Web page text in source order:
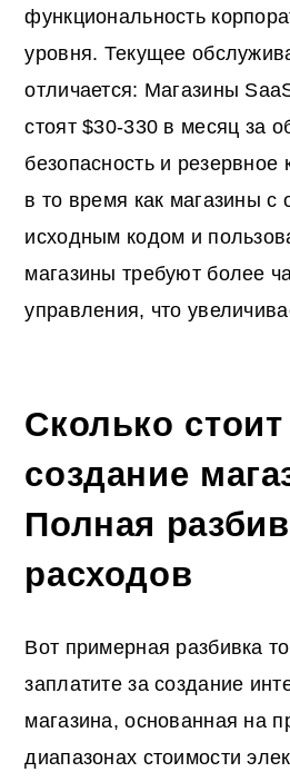
функциональность
уровня. Текущее
отличается: Магазины
стоят $30-330 в месяц за
безопасность и резервное
в то время как магазины с
исходным кодом и
магазины требуют более
управления, что
Сколько стоит
создание
Полная
расходов
Вот примерная разбивка
заплатите за создание
магазина, основанная на
диапазонах стоимости